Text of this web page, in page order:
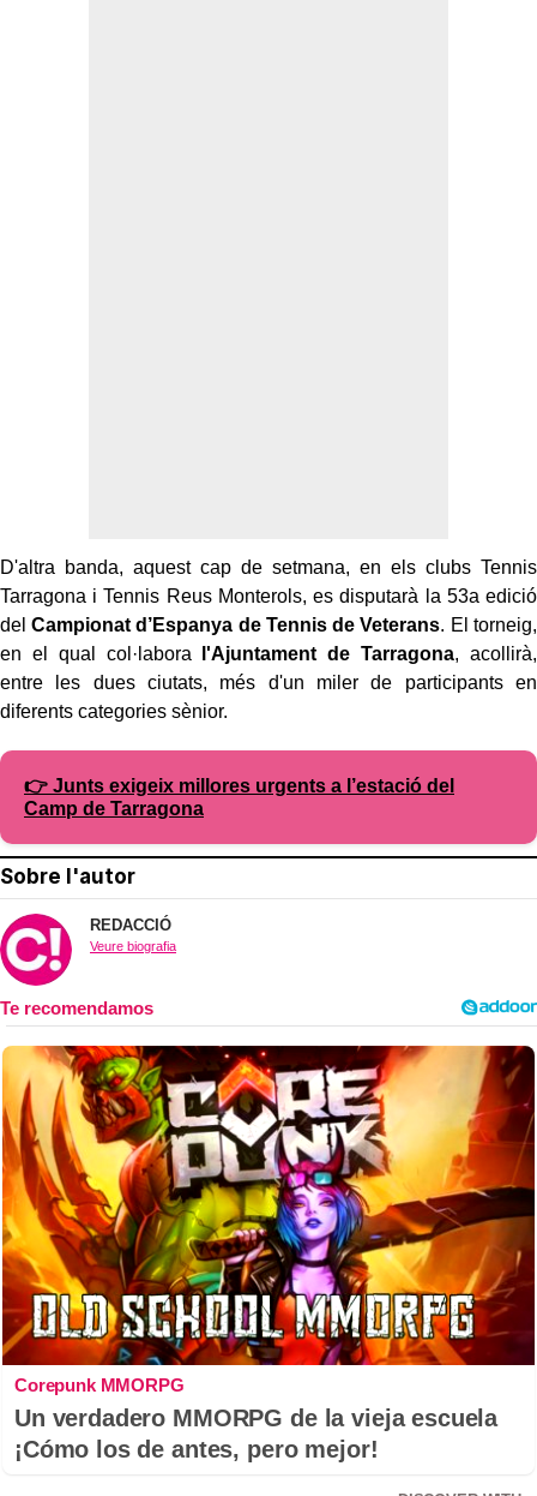
D'altra banda, aquest cap de setmana, en els clubs Tennis
Tarragona i Tennis Reus Monterols, es disputarà la 53a edició
delCampionat d’Espanya de Tennis de Veterans. El torneig,
en el qual col·labora
l'Ajuntament de Tarragona, acollirà,
entre les dues ciutats, més d'un miler de participants en
diferents categories sènior.
👉 Junts exigeix millores urgents a l’estació del
Camp de Tarragona
Sobre l'autor
REDACCIÓ
Veure biografia
Corepunk MMORPG
Un verdadero MMORPG de la vieja escuela
¡Cómo los de antes, pero mejor!